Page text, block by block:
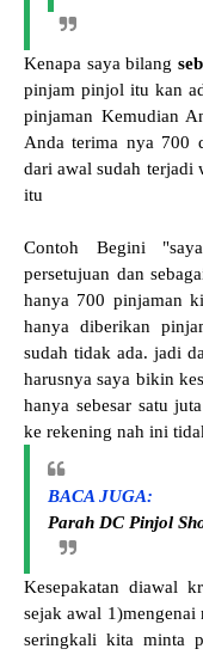
Kenapa saya bilang
pinjam pinjol itu kan
pinjaman Kemudian
Anda terima nya 700
dari awal sudah terjadi
itu
Contoh Begini
persetujuan dan
hanya 700 pinjaman
hanya diberikan
sudah tidak ada. jadi
harusnya saya bikin
hanya sebesar satu
ke rekening nah ini
BACA JUGA:
Parah DC Pinjol
Kesepakatan diawal
sejak awal
seringkali kita minta